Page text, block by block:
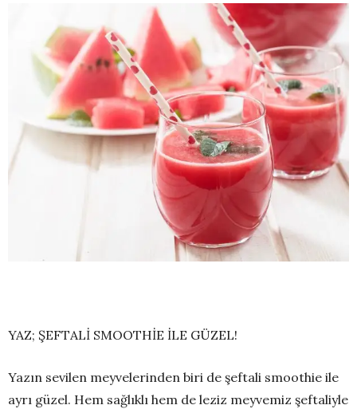
YAZ; ŞEFTALİ SMOOTHİE İLE GÜZEL!
Yazın sevilen meyvelerinden biri de şeftali smoothie ile
ayrı güzel. Hem sağlıklı hem de leziz meyvemiz şeftaliyle